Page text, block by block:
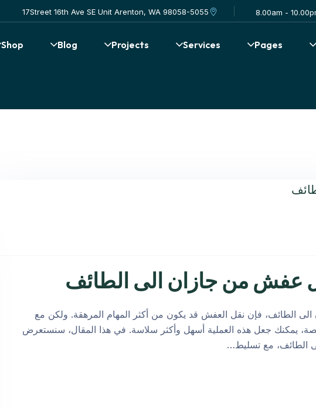
8.00am -
17Street 16th Ave SE Unit Arenton, WA 98058-5055
Pages
Services
Projects
Blog
Shop
الطائف، فإن نقل العفش قد يكون من أكثر المهام المرهقة. ولكن مع
يمكنك جعل هذه العملية أسهل وأكثر سلاسة. في هذا المقال، سنستعرض